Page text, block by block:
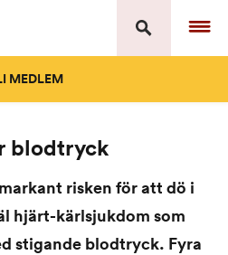
MEDLEM
blodtryck
risken för att dö i
hjärt-kärlsjukdom som
stigande blodtryck. Fyra